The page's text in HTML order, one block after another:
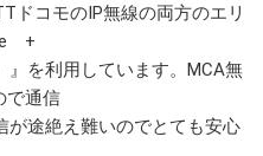
ドコモのIP無線の両方のエリ
e +
』を利用しています。MCA無
で通信
が途絶え難いのでとても安心